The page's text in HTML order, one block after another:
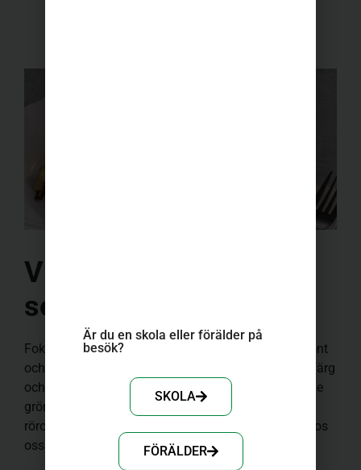
Vi älskar att laga och
servera god mat
Fokus inom Köket by Sodexo
är att öka andelen grönt
och att skapa häl
osam, modern mat med mycket färg
och tydliga smaker. Vi har också lagt till fler tillagade
grönsaker och härliga smaksättare i form av olika
röror. Det ska vara kreativt och spännande att äta hos
oss.
Är du en skola eller förälder på
besök?​
SKOLA
FÖRÄLDER